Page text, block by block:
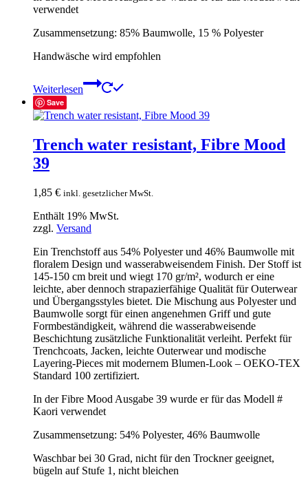
verwendet
Zusammensetzung: 85% Baumwolle, 15 % Polyester
Handwäsche wird empfohlen
Weiterlesen
Save
Trench water resistant, Fibre Mood
39
1,85 € inkl. gesetzlicher MwSt.
Enthält 19% MwSt.
zzgl. Versand
Ein Trenchstoff aus 54% Polyester und 46% Baumwolle mit
floralem Design und wasserabweisendem Finish. Der Stoff ist
145-150 cm breit und wiegt 170 gr/m², wodurch er eine
leichte, aber dennoch strapazierfähige Qualität für Outerwear
und Übergangsstyles bietet. Die Mischung aus Polyester und
Baumwolle sorgt für einen angenehmen Griff und gute
Formbeständigkeit, während die wasserabweisende
Beschichtung zusätzliche Funktionalität verleiht. Perfekt für
Trenchcoats, Jacken, leichte Outerwear und modische
Layering-Pieces mit modernem Blumen-Look – OEKO-TEX
Standard 100 zertifiziert.
In der Fibre Mood Ausgabe 39 wurde er für das Modell #
Kaori verwendet
Zusammensetzung: 54% Polyester, 46% Baumwolle
Waschbar bei 30 Grad, nicht für den Trockner geeignet,
bügeln auf Stufe 1, nicht bleichen